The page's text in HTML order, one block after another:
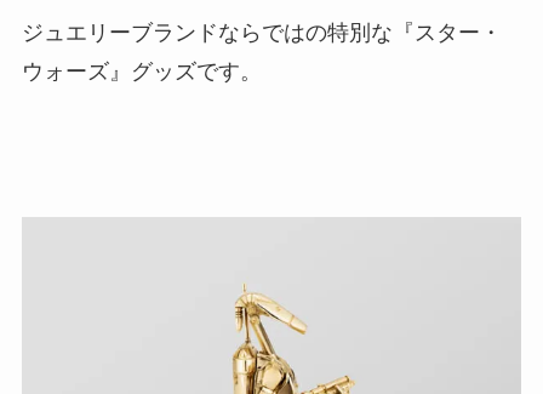
ジュエリーブランドならではの特別な『スター・
ウォーズ』グッズです。